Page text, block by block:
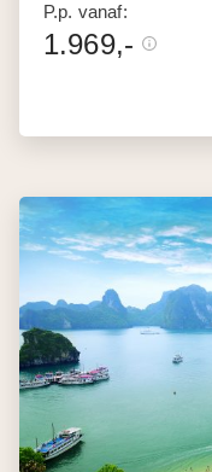
P.p. vanaf:
1.969,-